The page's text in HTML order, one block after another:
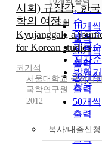
인기도
순
연도순
제목순
저자순
발행기
관순
내림
10개씩
출력
20개씩
출력
30개씩
출력
50개씩
출력
100개
출력
조회
시회) 규장각, 한국
학의 여정 =
Kyujanggak, a
for Korean studies
권기석
서울대학교 규장각
국학연구원
2012
복사/대출신청